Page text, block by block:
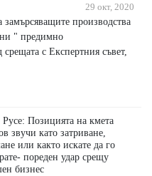
29 окт, 2020
замърсяващите производства
" предимно
с Експертния съвет,
Позицията на кмета
звучи като затриване,
или както искате да го
пореден удар срещу
бизнес